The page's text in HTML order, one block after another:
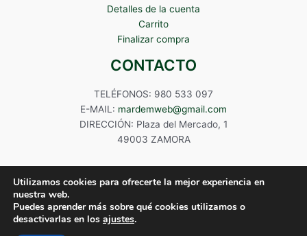
Detalles de la cuenta
Carrito
Finalizar compra
CONTACTO
TELÉFONOS: 980 533 097
E-MAIL: mardemweb@gmail.com
DIRECCIÓN: Plaza del Mercado, 1
49003 ZAMORA
Copyright © 2024 Mardem
Utilizamos cookies para ofrecerte la mejor experiencia en
nuestra web.
Puedes aprender más sobre qué cookies utilizamos o
desactivarlas en los ajustes.